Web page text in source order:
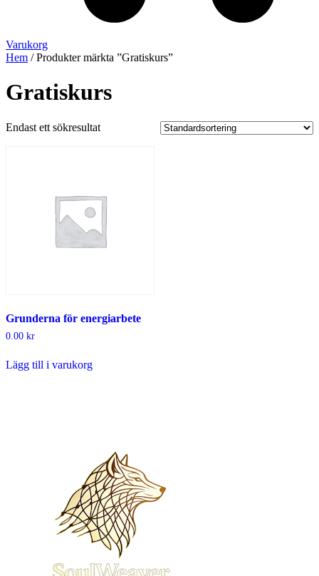
Varukorg
Hem / Produkter märkta ”Gratiskurs”
Gratiskurs
Endast ett sökresultat
Grunderna för energiarbete
0.00 kr
Lägg till i varukorg